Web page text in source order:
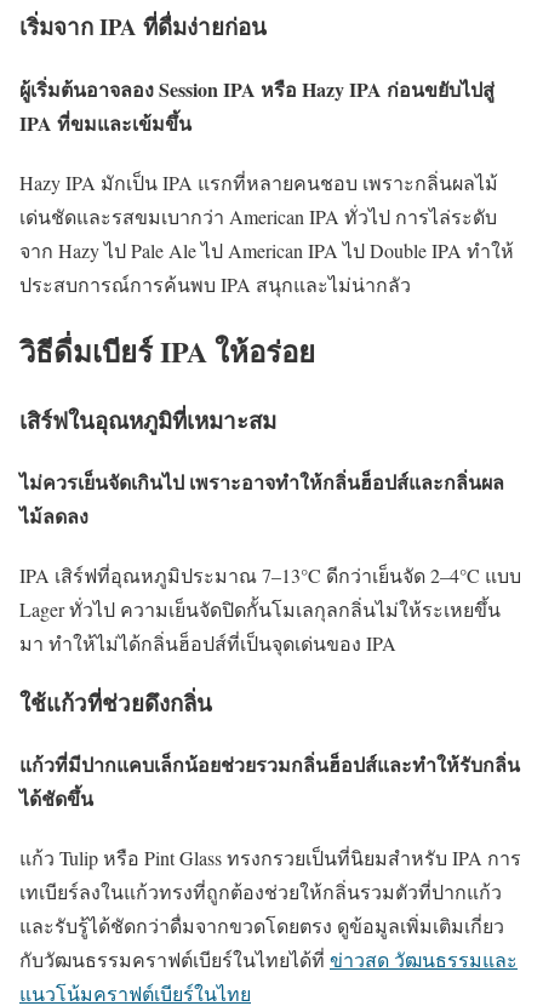
เริ่มจาก IPA ที่ดื่มง่ายก่อน
ผู้เริ่มต้นอาจลอง Session IPA หรือ Hazy IPA ก่อนขยับไปสู่
IPA ที่ขมและเข้มขึ้น
Hazy IPA มักเป็น IPA แรกที่หลายคนชอบ เพราะกลิ่นผลไม้
เด่นชัดและรสขมเบากว่า American IPA ทั่วไป การไล่ระดับ
จาก Hazy ไป Pale Ale ไป American IPA ไป Double IPA ทำให้
ประสบการณ์การค้นพบ IPA สนุกและไม่น่ากลัว
วิธีดื่มเบียร์ IPA ให้อร่อย
เสิร์ฟในอุณหภูมิที่เหมาะสม
ไม่ควรเย็นจัดเกินไป เพราะอาจทำให้กลิ่นฮ็อปส์และกลิ่นผล
ไม้ลดลง
IPA เสิร์ฟที่อุณหภูมิประมาณ 7–13°C ดีกว่าเย็นจัด 2–4°C แบบ
Lager ทั่วไป ความเย็นจัดปิดกั้นโมเลกุลกลิ่นไม่ให้ระเหยขึ้น
มา ทำให้ไม่ได้กลิ่นฮ็อปส์ที่เป็นจุดเด่นของ IPA
ใช้แก้วที่ช่วยดึงกลิ่น
แก้วที่มีปากแคบเล็กน้อยช่วยรวมกลิ่นฮ็อปส์และทำให้รับกลิ่น
ได้ชัดขึ้น
แก้ว Tulip หรือ Pint Glass ทรงกรวยเป็นที่นิยมสำหรับ IPA การ
เทเบียร์ลงในแก้วทรงที่ถูกต้องช่วยให้กลิ่นรวมตัวที่ปากแก้ว
และรับรู้ได้ชัดกว่าดื่มจากขวดโดยตรง ดูข้อมูลเพิ่มเติมเกี่ยว
กับวัฒนธรรมคราฟต์เบียร์ในไทยได้ที่ ข่าวสด วัฒนธรรมและ
แนวโน้มคราฟต์เบียร์ในไทย